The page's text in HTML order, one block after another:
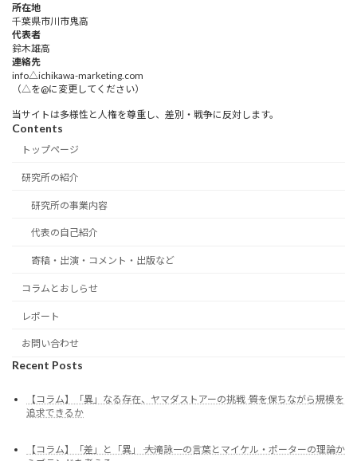
所在地
千葉県市川市鬼高
代表者
鈴木雄高​
連絡先
info△ichikawa-marketing.com
（△を@に変更してください）
当サイトは多様性と人権を尊重し、差別・戦争に反対します。
Contents
トップページ
研究所の紹介
研究所の事業内容
代表の自己紹介
寄稿・出演・コメント・出版など
コラムとおしらせ
レポート
お問い合わせ
Recent Posts
【コラム】「異」なる存在、ヤマダストアーの挑戦 ―― 質を保ちながら規模を
追求できるか
【コラム】「差」と「異」 ―― 大滝詠一の言葉とマイケル・ポーターの理論か